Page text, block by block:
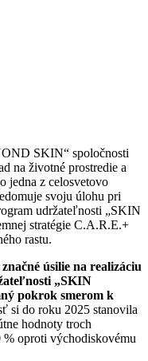
SKIN“ spoločnosti
na životné prostredie a
jedna z celosvetovo
svoju úlohu pri
udržateľnosti „SKIN
stratégie C.A.R.E.+
rastu.
úsilie na realizáciu
„SKIN
pokrok smerom k
si do roku 2025 stanovila
hodnoty troch
oproti východiskovému